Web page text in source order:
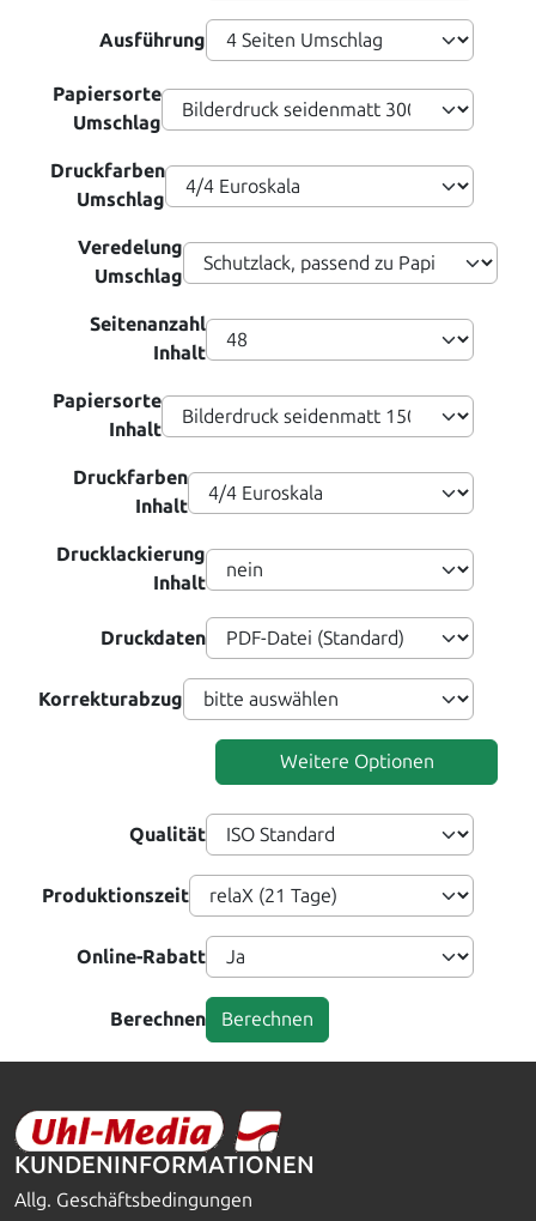
Ausführung
Papiersorte
Umschlag
Druckfarben
Umschlag
Veredelung
Umschlag
Seitenanzahl
Inhalt
Papiersorte
Inhalt
Druckfarben
Inhalt
Drucklackierung
Inhalt
Druckdaten
Korrekturabzug
Weitere Optionen
Qualität
Produktionszeit
Online-Rabatt
Berechnen
KUNDENINFORMATIONEN
Allg. Geschäftsbedingungen